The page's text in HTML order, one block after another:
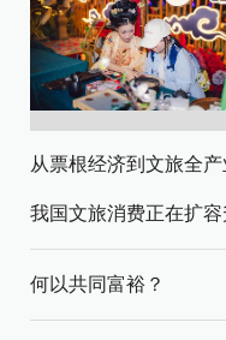
我国文旅消费正在扩容
何以共同富裕？